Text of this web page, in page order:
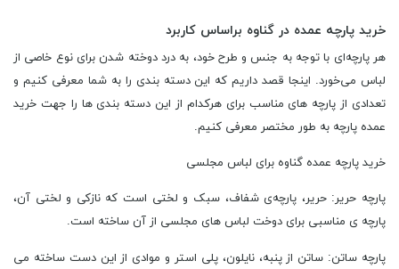
خرید پارچه عمده در گناوه براساس کاربرد
هر پارچه‌ای با توجه به جنس و طرح خود، به درد دوخته شدن برای نوع خاصی از
لباس می‌خورد. اینجا قصد داریم که این دسته‌ بندی را به شما معرفی کنیم و
تعدادی از پارچه‌ های مناسب برای هرکدام از این دسته ‌بندی‌ ها را جهت خرید
عمده پارچه به طور مختصر معرفی کنیم.
خرید پارچه عمده گناوه برای لباس مجلسی
پارچه حریر: حریر، پارچه‌ی شفاف، سبک و لختی است که نازکی و لختی آن،
پارچه ‌ی مناسبی برای دوخت لباس ‌های مجلسی از آن ساخته است.
پارچه ساتن: ساتن از پنبه، نایلون،‌ پلی ‌استر و موادی از این دست ساخته می